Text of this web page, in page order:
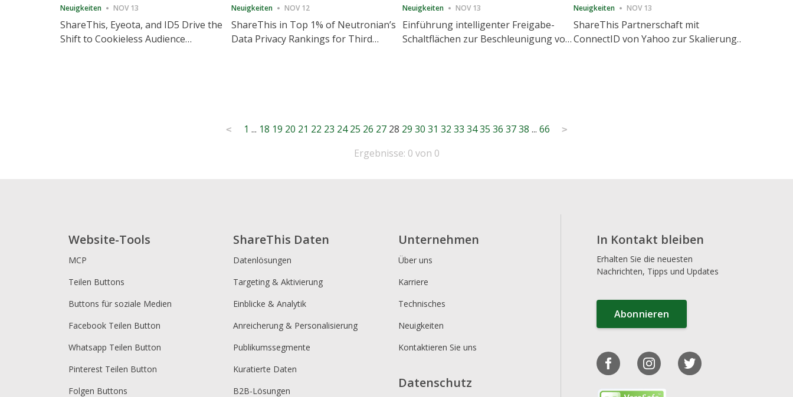
Neuigkeiten NOV 13
ShareThis, Eyeota, and ID5 Drive the
Shift to Cookieless Audience
Neuigkeiten NOV 12
ShareThis in Top 1% of Neutronian’s
Data Privacy Rankings for Third
Neuigkeiten NOV 13
Einführung intelligenter Freigabe-
Schaltflächen zur Beschleunigung von
Neuigkeiten NOV 13
ShareThis Partnerschaft mit
ConnectID von Yahoo zur Skalierung
< 1 ... 18 19 20 21 22 23 24 25 26 27 28 29 30 31 32 33 34 35 36 37 38 ... 66 >
Ergebnisse: 0 von 0
Website-Tools
MCP
Teilen Buttons
Buttons für soziale Medien
Facebook Teilen Button
Whatsapp Teilen Button
Pinterest Teilen Button
Folgen Buttons
ShareThis Daten
Datenlösungen
Targeting & Aktivierung
Einblicke & Analytik
Anreicherung & Personalisierung
Publikumssegmente
Kuratierte Daten
B2B-Lösungen
Unternehmen
Über uns
Karriere
Technisches
Neuigkeiten
Kontaktieren Sie uns
Datenschutz
In Kontakt bleiben
Erhalten Sie die neuesten
Nachrichten, Tipps und Updates
Abonnieren